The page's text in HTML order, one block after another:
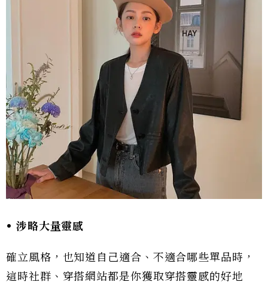
• 涉略大量靈感
確立風格，也知道自己適合、不適合哪些單品時，
這時社群、穿搭網站都是你獲取穿搭靈感的好地